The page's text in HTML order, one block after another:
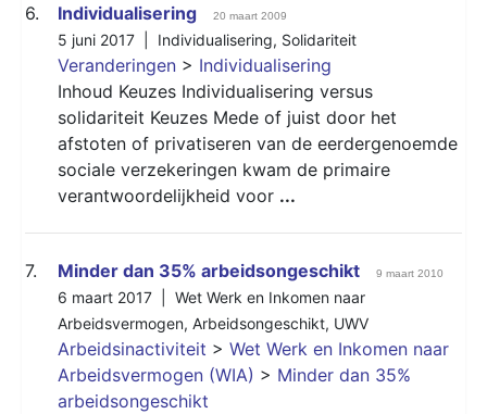
6. Individualisering 20 maart 2009
5 juni 2017 | Individualisering, Solidariteit
Veranderingen > Individualisering
Inhoud Keuzes Individualisering versus
solidariteit Keuzes Mede of juist door het
afstoten of privatiseren van de eerdergenoemde
sociale verzekeringen kwam de primaire
verantwoordelijkheid voor ...
7. Minder dan 35% arbeidsongeschikt 9 maart 2010
6 maart 2017 | Wet Werk en Inkomen naar
Arbeidsvermogen, Arbeidsongeschikt, UWV
Arbeidsinactiviteit > Wet Werk en Inkomen naar
Arbeidsvermogen (WIA) > Minder dan 35%
arbeidsongeschikt